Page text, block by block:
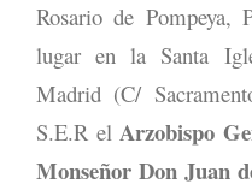
Rosario de Pompeya,
lugar en la Santa
Madrid (C/
S.E.R el Arzobispo
Monseñor Don Juan